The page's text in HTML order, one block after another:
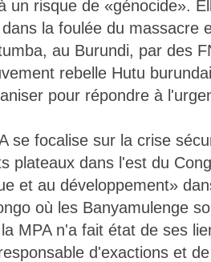
un risque de «génocide».
la foulée du massacre
au Burundi, par des
rebelle Hutu
pour répondre à
se focalise sur la crise
plateaux dans l'est du
et au développement»
où les Banyamulenge
MPA n'a fait état de ses
d'exactions et